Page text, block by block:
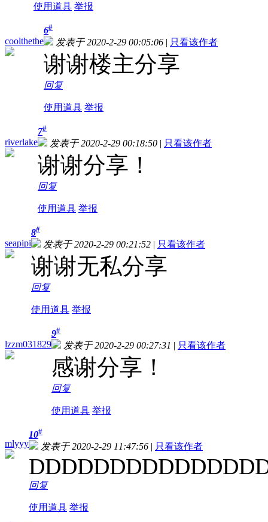
使用道具 举报
coolthethe
6#
发表于 2020-2-29 00:05:06 | 只看该作者
谢谢楼主分享
回复
使用道具 举报
riverlake
7#
发表于 2020-2-29 00:18:50 | 只看该作者
谢谢分享！
回复
使用道具 举报
seapipi
8#
发表于 2020-2-29 00:21:52 | 只看该作者
谢谢无私分享
回复
使用道具 举报
lzzm031829
9#
发表于 2020-2-29 00:27:31 | 只看该作者
感谢分享！
回复
使用道具 举报
mlyyy
10#
发表于 2020-2-29 11:47:56 | 只看该作者
回复
使用道具 举报